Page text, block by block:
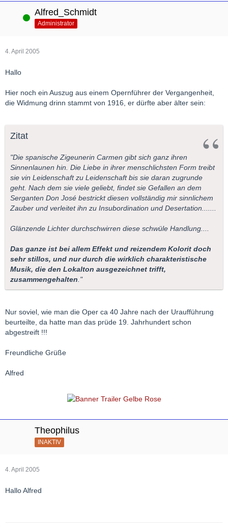
Online Alfred_Schmidt
Administrator
4. April 2005
Hallo
Hier noch ein Auszug aus einem Opernführer der Vergangenheit,
die Widmung drinn stammt von 1916, er dürfte aber älter sein:
Zitat
"Die spanische Zigeunerin Carmen gibt sich ganz ihren
Sinnenlaunen hin. Die Liebe in ihrer menschlichsten Form treibt
sie vin Leidenschaft zu Leidenschaft bis sie daran zugrunde
geht. Nach dem sie viele geliebt, findet sie Gefallen an dem
Serganten Don José bestrickt diesen vollständig mir sinnlichem
Zauber und verleitet ihn zu Insubordination und Desertation.......
Glänzende Lichter durchschwirren diese schwüle Handlung....
Das ganze ist bei allem Effekt und reizendem Kolorit doch
sehr stillos, und nur durch die wirklich charakteristische
Musik, die den Lokalton ausgezeichnet trifft,
zusammengehalten ."
Nur soviel, wie man die Oper ca 40 Jahre nach der Uraufführung
beurteilte, da hatte man das prüde 19. Jahrhundert schon
abgestreift !!!
Freundliche Grüße
Alfred
Theophilus
INAKTIV
4. April 2005
Hallo Alfred